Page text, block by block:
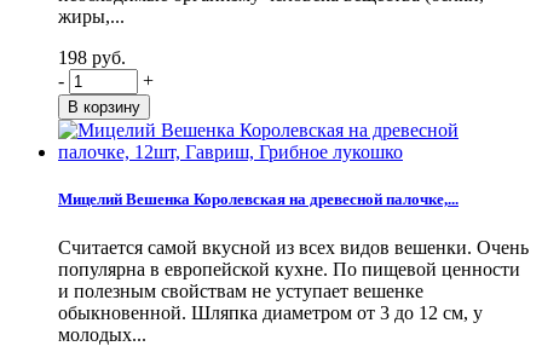
жиры,...
198 руб.
-
+
Мицелий Вешенка Королевская на древесной палочке,...
Считается самой вкусной из всех видов вешенки. Очень
популярна в европейской кухне. По пищевой ценности
и полезным свойствам не уступает вешенке
обыкновенной. Шляпка диаметром от 3 до 12 см, у
молодых...